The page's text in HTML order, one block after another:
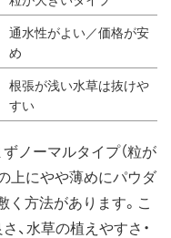
通水性がよい／価格が安
め
根張が浅い水草は抜けや
すい
ノーマルタイプ（粒が
上にやや薄めにパウダ
く方法があります。こ
、水草の植えやすさ・